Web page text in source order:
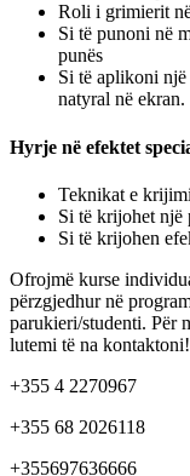
Roli i grimierit
Si të punoni në
punës
Si të aplikoni
natyral në ekran.
Hyrje në efektet
Teknikat e
Si të krijohet një
Si të krijohen
Ofrojmë kurse
përzgjedhur në
parukieri/studenti. Për
lutemi të na kontaktoni!
+355 4 2270967
+355 68 2026118
+355697636666